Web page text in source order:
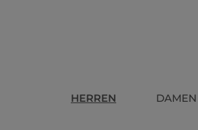
HERREN DAMEN